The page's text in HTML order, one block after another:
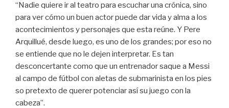
“Nadie quiere ir al teatro para escuchar una crónica, sino
para ver cómo un buen actor puede dar vida y alma a los
acontecimientos y personajes que esta reúne. Y Pere
Arquillué, desde luego, es uno de los grandes; por eso no
se entiende que no le dejen interpretar. Es tan
desconcertante como que un entrenador saque a Messi
al campo de fútbol con aletas de submarinista en los pies
so pretexto de querer potenciar así su juego con la
cabeza”.